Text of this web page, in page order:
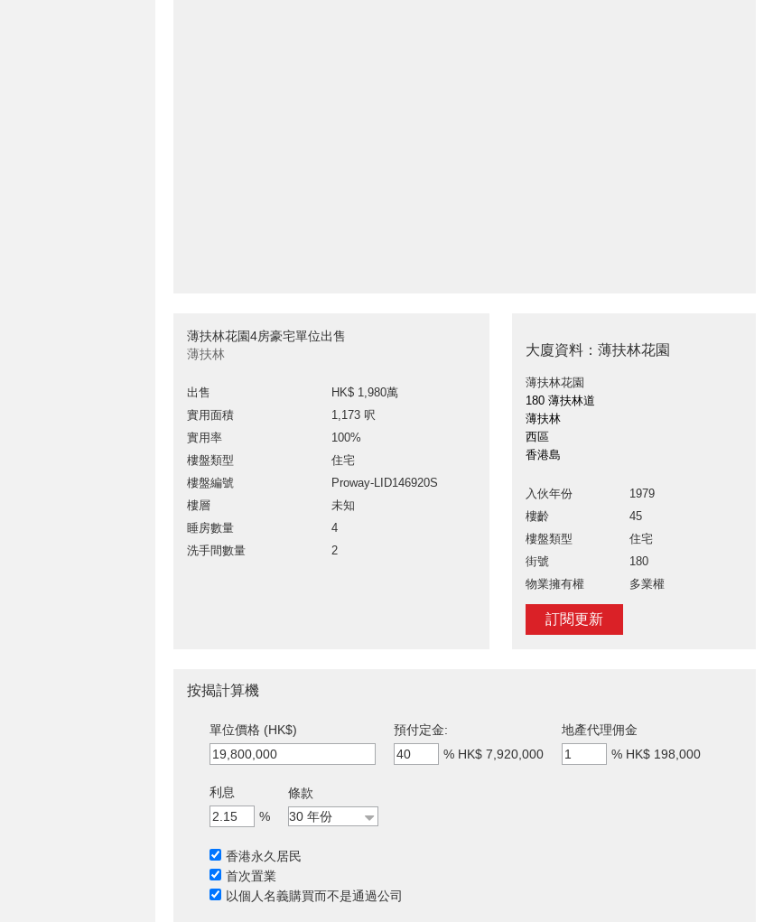
薄扶林花園4房豪宅單位出售
薄扶林
出售
HK$ 1,980萬
實用面積
1,173 呎
實用率
100%
樓盤類型
住宅
樓盤編號
Proway-LID146920S
樓層
未知
睡房數量
4
洗手間數量
2
大廈資料：薄扶林花園
薄扶林花園
180 薄扶林道
薄扶林
西區
香港島
入伙年份
1979
樓齡
45
樓盤類型
住宅
街號
180
物業擁有權
多業權
訂閱更新
按揭計算機
單位價格 (HK$)
預付定金:
% HK$ 7,920,000
地產代理佣金
% HK$ 198,000
利息
%
條款
香港永久居民
首次置業
以個人名義購買而不是通過公司